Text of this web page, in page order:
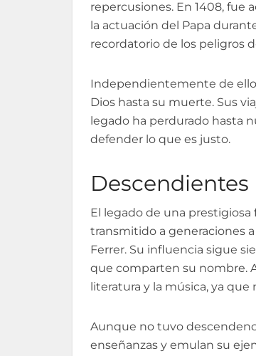
repercusiones. En 1408, fue
la actuación del Papa
recordatorio de los peligros
Independientemente de
Dios hasta su muerte. Sus
legado ha perdurado hasta
defender lo que es justo.
Descendientes
El legado de una prestigiosa
transmitido a generaciones
Ferrer. Su influencia sigue
que comparten su nombre.
literatura y la música, ya
Aunque no tuvo
enseñanzas y emulan su